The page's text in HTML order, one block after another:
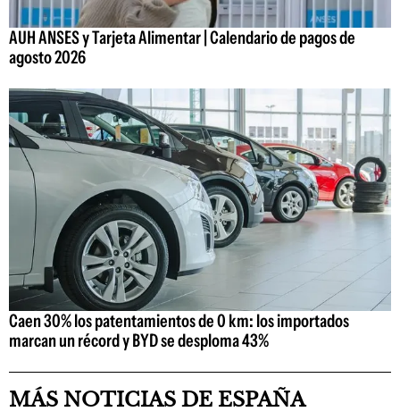
AUH ANSES y Tarjeta Alimentar | Calendario de pagos de
agosto 2026
Caen 30% los patentamientos de 0 km: los importados
marcan un récord y BYD se desploma 43%
MÁS NOTICIAS DE ESPAÑA